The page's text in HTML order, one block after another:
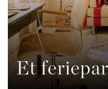
Et